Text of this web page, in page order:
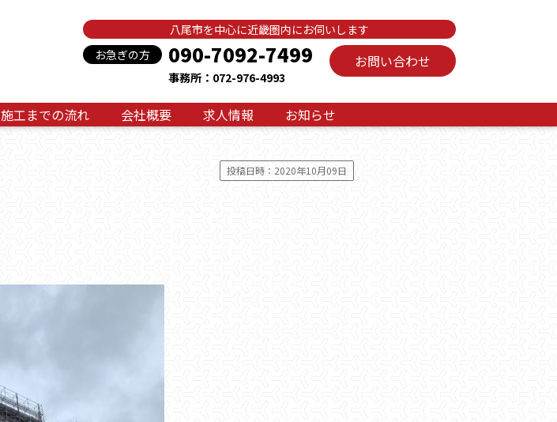
八尾市を中心に近畿圏内にお伺いします
お急ぎの方
090-7092-7499
事務所：072-976-4993
お問い合わせ
施工までの流れ 会社概要 求人情報 お知らせ
投稿日時：2020年10月09日